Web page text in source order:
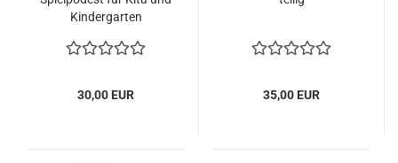
Kindergarten
30,00 EUR 35,00 EUR